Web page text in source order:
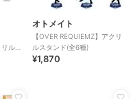
ルス
オトメイト
【OVER REQUIEMZ】アクリ
ルスタンド(全6種)
¥1,870